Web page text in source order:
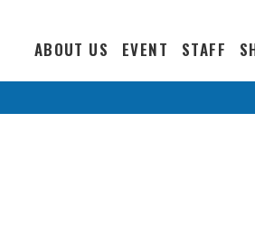
ABOUT US EVENT STAFF